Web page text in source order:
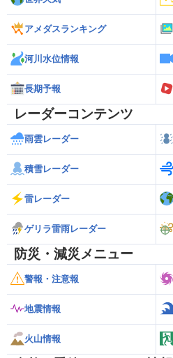
アメダスランキング
河川水位情報
長期予報
レーダーコンテンツ
雨雲レーダー
積雪レーダー
雷レーダー
ゲリラ雷雨レーダー
防災・減災メニュー
警報・注意報
地震情報
火山情報